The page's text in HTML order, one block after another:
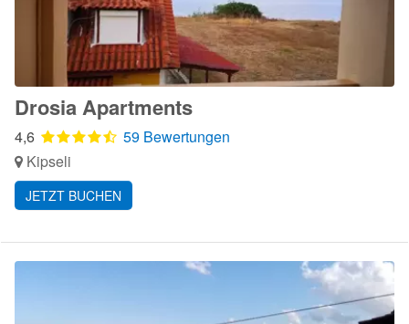
Drosia Apartments
4,6
59 Bewertungen
Kipseli
JETZT BUCHEN